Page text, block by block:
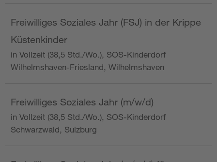
Freiwilliges Soziales Jahr (FSJ) in der Krippe
Küstenkinder
in Vollzeit (38,5 Std./Wo.), SOS-Kinderdorf
Wilhelmshaven-Friesland, Wilhelmshaven
Freiwilliges Soziales Jahr (m/w/d)
in Vollzeit (38,5 Std./Wo.), SOS-Kinderdorf
Schwarzwald, Sulzburg